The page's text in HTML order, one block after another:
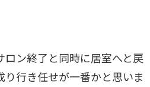
ロン終了と同時に居室へと戻
行き任せが一番かと思いま